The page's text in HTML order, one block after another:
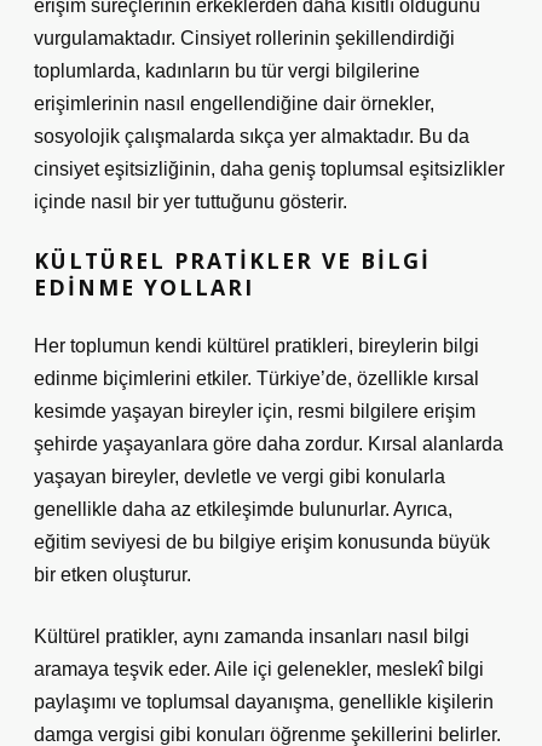
erişim süreçlerinin erkeklerden daha kısıtlı olduğunu
vurgulamaktadır. Cinsiyet rollerinin şekillendirdiği
toplumlarda, kadınların bu tür vergi bilgilerine
erişimlerinin nasıl engellendiğine dair örnekler,
sosyolojik çalışmalarda sıkça yer almaktadır. Bu da
cinsiyet eşitsizliğinin, daha geniş toplumsal eşitsizlikler
içinde nasıl bir yer tuttuğunu gösterir.
KÜLTÜREL PRATIKLER VE BILGI
EDINME YOLLARI
Her toplumun kendi kültürel pratikleri, bireylerin bilgi
edinme biçimlerini etkiler. Türkiye’de, özellikle kırsal
kesimde yaşayan bireyler için, resmi bilgilere erişim
şehirde yaşayanlara göre daha zordur. Kırsal alanlarda
yaşayan bireyler, devletle ve vergi gibi konularla
genellikle daha az etkileşimde bulunurlar. Ayrıca,
eğitim seviyesi de bu bilgiye erişim konusunda büyük
bir etken oluşturur.
Kültürel pratikler, aynı zamanda insanları nasıl bilgi
aramaya teşvik eder. Aile içi gelenekler, meslekî bilgi
paylaşımı ve toplumsal dayanışma, genellikle kişilerin
damga vergisi gibi konuları öğrenme şekillerini belirler.